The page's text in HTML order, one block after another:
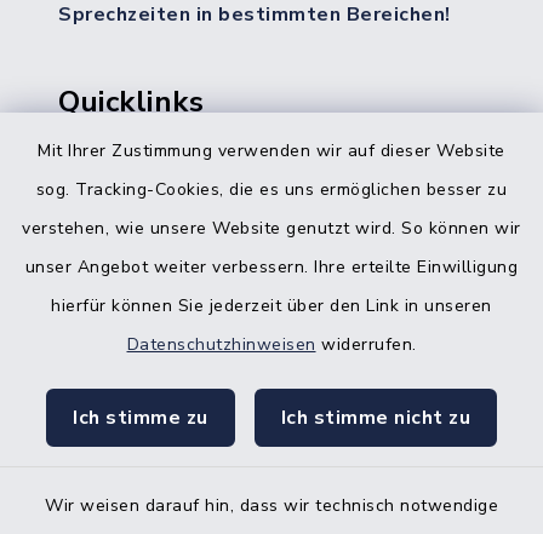
Mit Ihrer Zustimmung verwenden wir auf dieser Website
sog. Tracking-Cookies, die es uns ermöglichen besser zu
verstehen, wie unsere Website genutzt wird. So können wir
unser Angebot weiter verbessern. Ihre erteilte Einwilligung
hierfür können Sie jederzeit über den Link in unseren
Datenschutzhinweisen widerrufen.
Ich stimme zu Ich stimme nicht zu
Wir weisen darauf hin, dass wir technisch notwendige
Sprechzeiten in bestimmten Bereichen!
Quicklinks
Bürgerbüro Hohenwestedt
Bürgerbüro Hanerau-Hademarschen
Nebenstelle Padenstedt
Gleichstellungsbüro